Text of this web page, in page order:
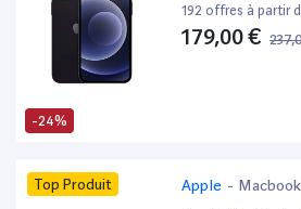
-24%
192 offres à partir
179,00 €
Top Produit Apple - Macbook